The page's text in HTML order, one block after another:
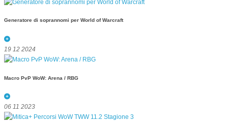
Generatore di soprannomi per World of Warcraft
19 12 2024
Macro PvP WoW: Arena / RBG
06 11 2023